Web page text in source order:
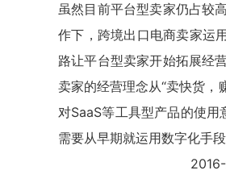
虽然目前平台型卖家仍占较
作下，跨境出口电商卖家运
路让平台型卖家开始拓展经
卖家的经营理念从“卖快货，
对SaaS等工具型产品的使
需要从早期就运用数字化手